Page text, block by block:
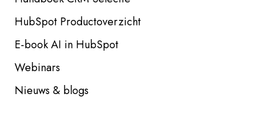
HubSpot Productoverzicht
E-book AI in HubSpot
Webinars
Nieuws & blogs